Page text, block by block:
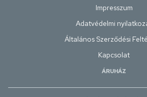
Impresszum
Adatvédelmi
Általános Szerződési
Kapcsolat
ÁRUHÁZ